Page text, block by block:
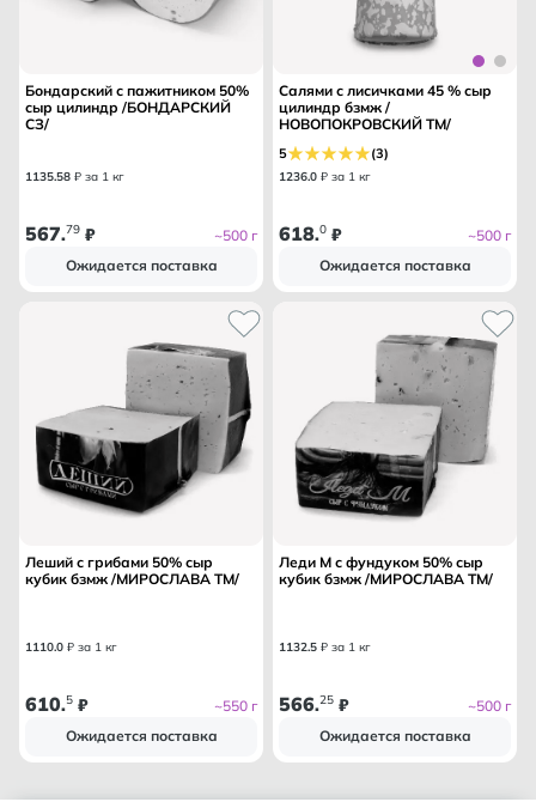
Бондарский с пажитником 50%
сыр цилиндр /БОНДАРСКИЙ
СЗ/
1135.58 ₽ за 1 кг
567.79 ₽
~500 г
Ожидается поставка
Салями с лисичками 45 % сыр
цилиндр бзмж /
НОВОПОКРОВСКИЙ ТМ/
5 (3)
1236.0 ₽ за 1 кг
618.0 ₽
~500 г
Ожидается поставка
Леший с грибами 50% сыр
кубик бзмж /МИРОСЛАВА ТМ/
1110.0 ₽ за 1 кг
610.5 ₽
~550 г
Ожидается поставка
Леди М с фундуком 50% сыр
кубик бзмж /МИРОСЛАВА ТМ/
1132.5 ₽ за 1 кг
566.25 ₽
~500 г
Ожидается поставка